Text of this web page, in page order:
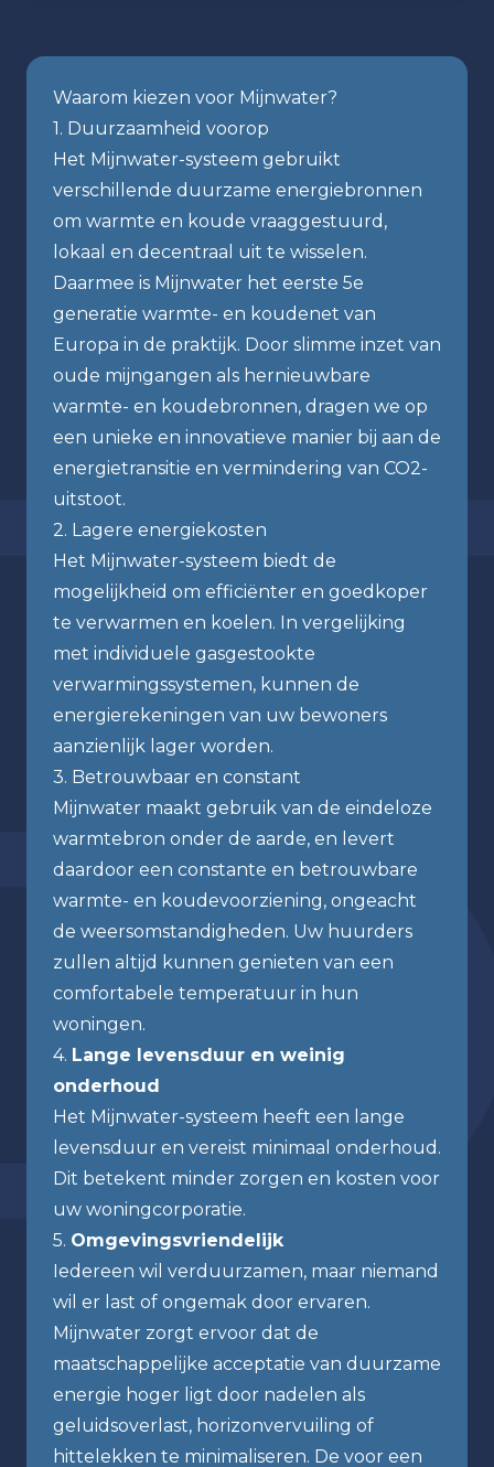
Waarom kiezen voor Mijnwater?
1. Duurzaamheid voorop
Het Mijnwater-systeem gebruikt
verschillende duurzame energiebronnen
om warmte en koude vraaggestuurd,
lokaal en decentraal uit te wisselen.
Daarmee is Mijnwater het eerste 5e
generatie warmte- en koudenet van
Europa in de praktijk. Door slimme inzet van
oude mijngangen als hernieuwbare
warmte- en koudebronnen, dragen we op
een unieke en innovatieve manier bij aan de
energietransitie en vermindering van CO2-
uitstoot.
2. Lagere energiekosten
Het Mijnwater-systeem biedt de
mogelijkheid om efficiënter en goedkoper
te verwarmen en koelen. In vergelijking
met individuele gasgestookte
verwarmingssystemen, kunnen de
energierekeningen van uw bewoners
aanzienlijk lager worden.
3. Betrouwbaar en constant
Mijnwater maakt gebruik van de eindeloze
warmtebron onder de aarde, en levert
daardoor een constante en betrouwbare
warmte- en koudevoorziening, ongeacht
de weersomstandigheden. Uw huurders
zullen altijd kunnen genieten van een
comfortabele temperatuur in hun
woningen.
4. Lange levensduur en weinig
onderhoud
Het Mijnwater-systeem heeft een lange
levensduur en vereist minimaal onderhoud.
Dit betekent minder zorgen en kosten voor
uw woningcorporatie.
5. Omgevingsvriendelijk
Iedereen wil verduurzamen, maar niemand
wil er last of ongemak door ervaren.
Mijnwater zorgt ervoor dat de
maatschappelijke acceptatie van duurzame
energie hoger ligt door nadelen als
geluidsoverlast, horizonvervuiling of
hittelekken te minimaliseren. De voor een